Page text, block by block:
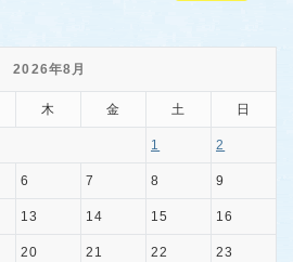
2026年8月
木 金 土 日
1 2
6 7 8 9
13 14 15 16
20 21 22 23